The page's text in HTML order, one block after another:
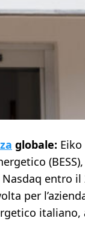
globale: Eiko
entro il
per
italiano,